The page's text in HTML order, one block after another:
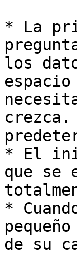
* La
los
* El
que se
*
de su